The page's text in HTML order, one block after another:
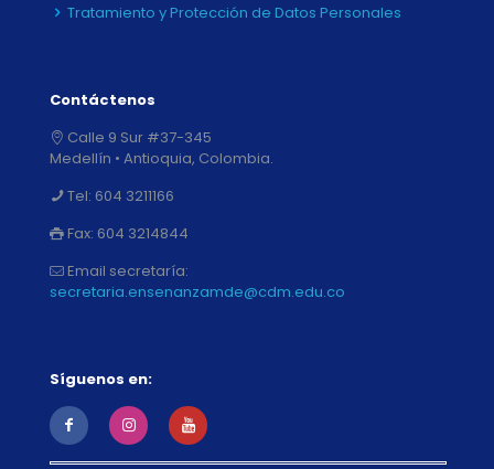
Tratamiento y Protección de Datos Personales
Contáctenos
Calle 9 Sur #37-345
Medellín • Antioquia, Colombia.
Tel: 604 3211166
Fax: 604 3214844
Email secretaría:
secretaria.ensenanzamde@cdm.edu.co
Síguenos en: